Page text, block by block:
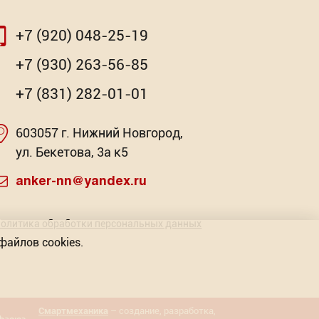
Заклепочник HR-750
1 422.05
2
Насадка для МФИ ЗУБР BIM
Торговых предложений: 3
+7 (920) 048-25-19
+7 (930) 263-56-85
+7 (831) 282-01-01
603057 г. Нижний Новгород,
ул. Бекетова, 3а к5
anker-nn@yandex.ru
обработки персональных данных
Смартмеханика – создание, разработка,
cookies.